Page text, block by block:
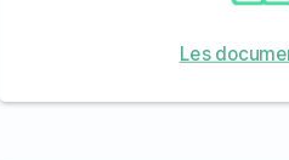
Les